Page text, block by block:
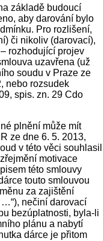
základě budoucí
aby darování bylo
Pro rozlišení,
či nikoliv (darovací),
rozhodující projev
uzavřena (už
soudu v Praze ze
nebo rozsudek
spis. zn. 29 Cdo
plnění může mít
ze dne 6. 5. 2013,
v této věci souhlasil
motivace
této smlouvy
touto smlouvou
za zajištění
nečiní darovací
bezúplatnosti, byla-li
plánu a nabytí
dárce je přitom